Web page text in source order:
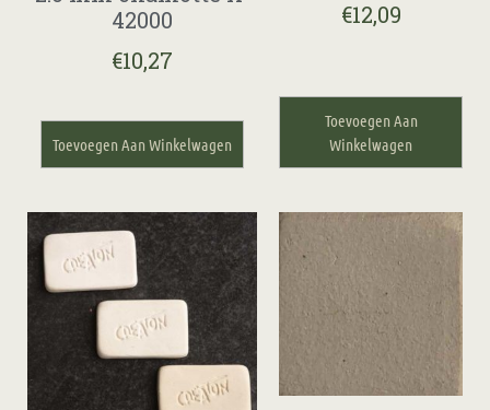
42000
€10,27
Toevoegen Aan Winkelwagen
€12,09
Toevoegen Aan
Winkelwagen